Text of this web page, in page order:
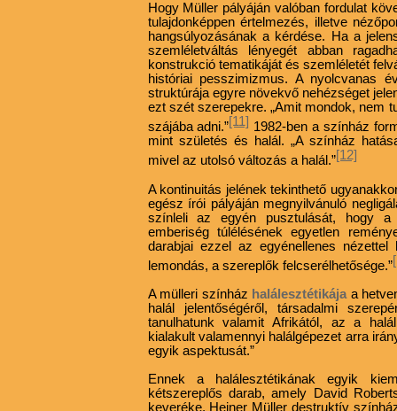
Hogy Müller pályáján valóban fordulat
tulajdonképpen értelmezés, illetve
hangsúlyozásának a kérdése. Ha a
szemléletváltás lényegét abban
konstrukció tematikáját és szemléletét
históriai pesszimizmus. A nyolcvanas
struktúrája egyre növekvő nehézséget
ezt szét szerepekre. „Amit mondok, nem
szájába adni.”[11] 1982-ben a színház
mint születés és halál. „A színház
mivel az utolsó változás a halál.”[12]
A kontinuitás jelének tekinthető
egész írói pályáján megnyilvánuló
színleli az egyén pusztulását, hogy
emberiség túlélésének egyetlen
darabjai ezzel az egyénellenes
lemondás, a szereplők felcserélhetősége.”
A mülleri színház halálesztétikája a
halál jelentőségéről, társadalmi
tanulhatunk valamit Afrikától, az a
kialakult valamennyi halálgépezet arra
egyik aspektusát.”
Ennek a halálesztétikának egyik
kétszereplős darab, amely David
keveréke, Heiner Müller destruktív